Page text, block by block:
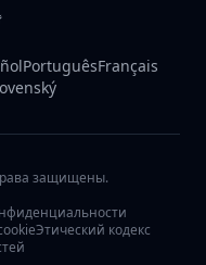
PortuguêsFrançais
защищены.
Этический кодекс